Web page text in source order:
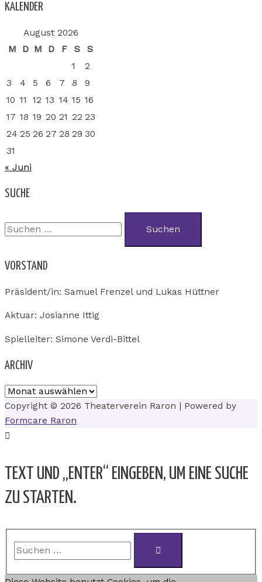
KALENDER
August 2026
M
D M D F S
S
1
2
3
4 5 6 7 8
9
10 11 12 13 14 15 16
17 18 19 20 21 22 23
24 25 26 27 28 29 30
31
« Juni
SUCHE
VORSTAND
Präsident/in: Samuel Frenzel und Lukas Hüttner
Aktuar: Josianne Ittig
Spielleiter: Simone Verdi-Bittel
ARCHIV
Copyright © 2026 Theaterverein Raron | Powered by
Formcare Raron
TEXT UND „ENTER“ EINGEBEN, UM EINE SUCHE
ZU STARTEN.